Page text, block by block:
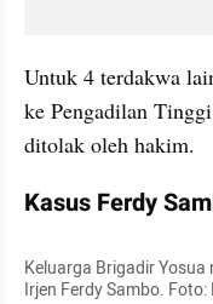
Untuk 4 terdakwa
ke Pengadilan
ditolak oleh hakim.
Kasus Ferdy
Keluarga Brigadir
Irjen Ferdy Sambo.